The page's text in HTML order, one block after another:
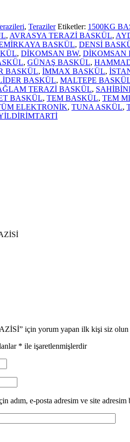
, Teraziler Etiketler: 1500KG
, AVRASYA TERAZİ BASKÜL,
BASKÜL, DENSİ
, DİKOMSAN BW, DİKOMSAN
, GÜNAŞ BASKÜL,
BASKÜL, İMMAX BASKÜL,
BASKÜL, MALTEPE
TERAZİ BASKÜL,
BASKÜL, TEM BASKÜL, TEM
ELEKTRONİK, TUNA ASKÜL,
için yorum yapan ilk kişi siz olun
* ile işaretlenmişlerdir
adım, e-posta adresim ve site adresim